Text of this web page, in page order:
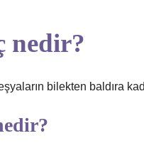
nedir?
bilekten baldıra